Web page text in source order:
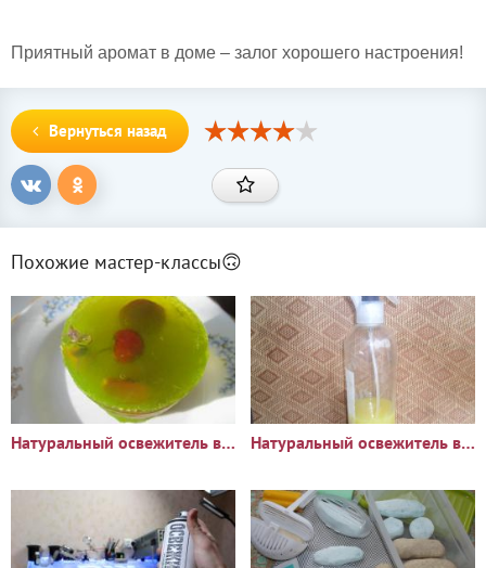
Приятный аромат в доме – залог хорошего настроения!
Вернуться назад
Похожие мастер-классы🙃
Натуральный освежитель воздуха Натуральный освежитель воздуха своими руками